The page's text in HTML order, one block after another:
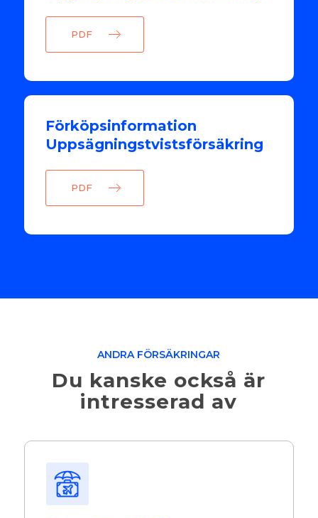
PDF
Förköpsinformation
Uppsägningstvistsförsäkring
PDF
ANDRA FÖRSÄKRINGAR
Du kanske också är
intresserad av